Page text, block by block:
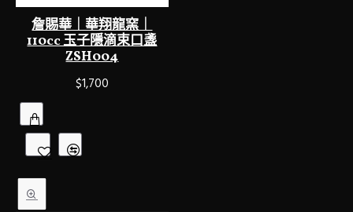
詹賜華｜華翔龍窯｜
110cc 玉子隱滴束口盞
ZSH004
$1,700